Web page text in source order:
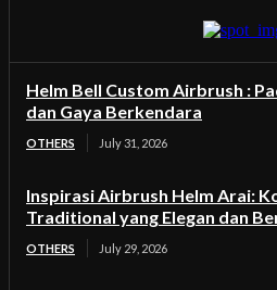
Helm Bell Custom Airbrush :
dan Gaya Berkendara
OTHERS July 31, 2026
Inspirasi Airbrush Helm Arai:
Traditional yang Elegan dan
OTHERS July 29, 2026